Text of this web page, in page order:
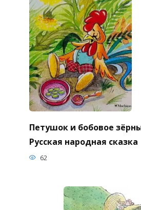
Петушок и бобовое
Русская народная сказка
62